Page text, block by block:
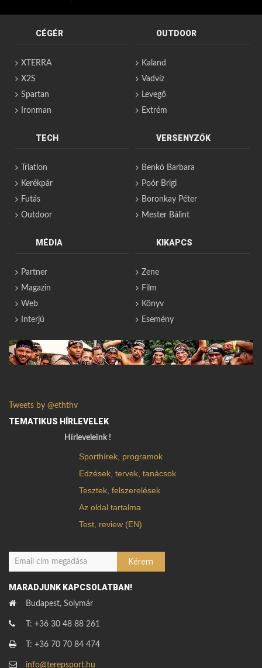
CÉGÉR
XTERRA
X2S
Spartan
Ironman
OUTDOOR
Kaland
Vadvíz
Levegő
Extrém
TECH
Triatlon
Kerékpár
Futás
Outdoor
VERSENYZŐK
Benkó Barbara
Poór Brigi
Boronkay Péter
Mester Bálint
MÉDIA
Partner
Magazin
Web
Interjú
KIKAPCS
Zene
Film
Könyv
Esemény
Tweets by @eththv
TEMATIKUS HÍRLEVELEK
Hírleveleink !
Sporthírek, programok
Edzések, tervek, tanácsok
Tesztek, felszerelések
Az oldal tartalma
Test, review (EN)
MARADJUNK KAPCSOLATBAN!
Budapest, Solymár
T: +36 30 48 88 261
T: +36 70 70 84 474
info@terepsport.hu